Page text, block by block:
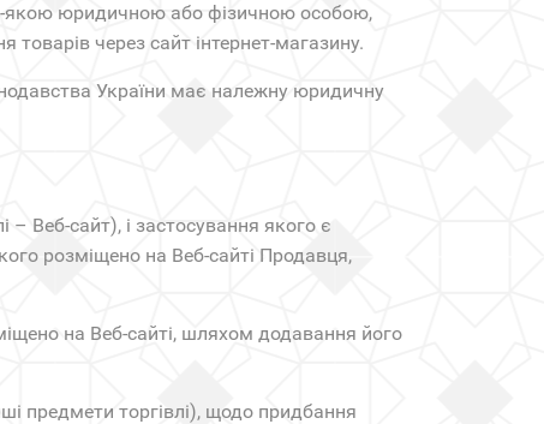
якою юридичною або фізичною особою,
товарів через сайт інтернет-магазину.
України має належну юридичну
– Веб-сайт), і застосування якого є
розміщено на Веб-сайті Продавця,
на Веб-сайті, шляхом додавання його
предмети торгівлі), щодо придбання